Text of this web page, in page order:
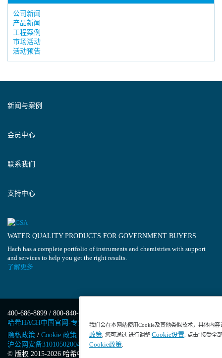
公司新闻
产品新闻
工程案例
市场活动
活动预告
新闻与案例
会员中心
联系我们
支持中心
WATER QUALITY PRODUCTS FOR GOVERNMENT BUYERS
Hach has a complete portfolio of instruments and chemistries with support
and services to help you get the right results.
了解更多
400-686-8899 / 800-840-6026
哈希HACH中国官网-专业水质分析仪器
隐私政策 / Cookie 政策 / Cookie 设置/沪ICP备13034148号-4/
沪公网安备31010502004971号/沪(浦)应急管危经许[2023]201871
© 版权 2015-2026 哈希中国版权所有
我们会在本网站使用Cookie及其他类似技术，具体内
政策, 您可通过 进行调整 Cookie设置. 点击“接受全
Cookie政策.